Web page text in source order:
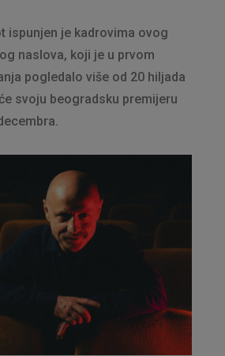
ispunjen je kadrovima ovog
naslova, koji je u prvom
pogledalo više od 20 hiljada
svoju beogradsku premijeru